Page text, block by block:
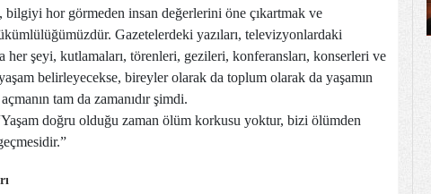
bilgiyi hor görmeden insan değerlerini öne çıkartmak ve
Gazetelerdeki yazıları, televizyonlardaki
her şeyi, kutlamaları, törenleri, gezileri, konferansları, konserleri ve
belirleyecekse, bireyler olarak da toplum olarak da yaşamın
tam da zamanıdır şimdi.
doğru olduğu zaman ölüm korkusu yoktur, bizi ölümden